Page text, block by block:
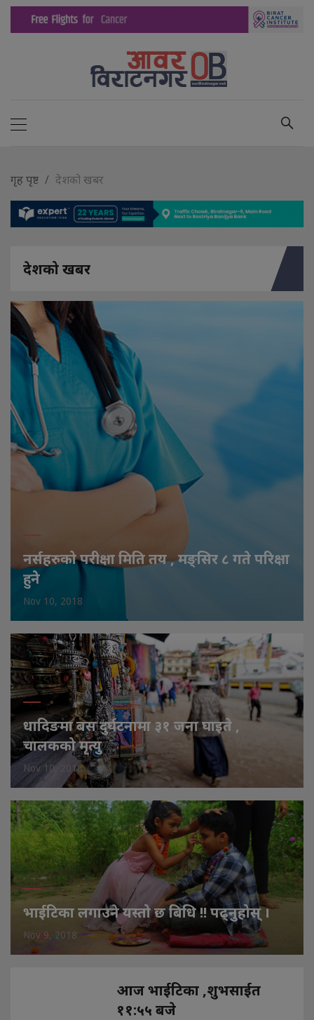
गृह पृष्ट देशको खबर
देशको खबर
नर्सहरुको परीक्षा मिति तय , मङ्सिर ८ गते परिक्षा
हुनेे
Nov 10, 2018
धादिङमा बस दुर्घटनामा ३१ जना घाइते ,
चालकको मृत्यु
Nov 10, 2018
भाईटिका लगाउने यस्तो छ बिधि !! पढ्नुहोस् ।
Nov 9, 2018
आज भाईटिका ,शुभसाईत
११:५५ बजे